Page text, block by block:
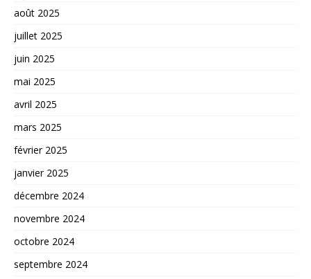
août 2025
juillet 2025
juin 2025
mai 2025
avril 2025
mars 2025
février 2025
janvier 2025
décembre 2024
novembre 2024
octobre 2024
septembre 2024